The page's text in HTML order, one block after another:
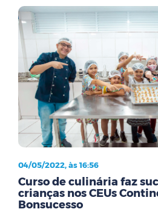
04/05/2022, às 16:56
Curso de culinária faz
crianças nos CEUs
Bonsucesso